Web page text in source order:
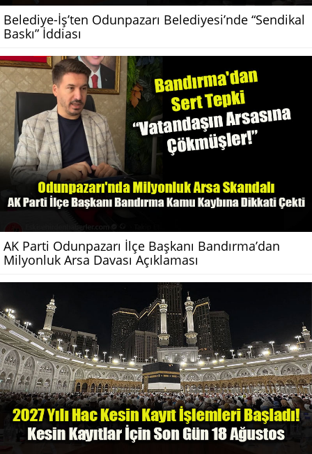
Belediye-İş’ten Odunpazarı Belediyesi’nde “Sendikal
Baskı” İddiası
AK Parti Odunpazarı İlçe Başkanı Bandırma’dan
Milyonluk Arsa Davası Açıklaması